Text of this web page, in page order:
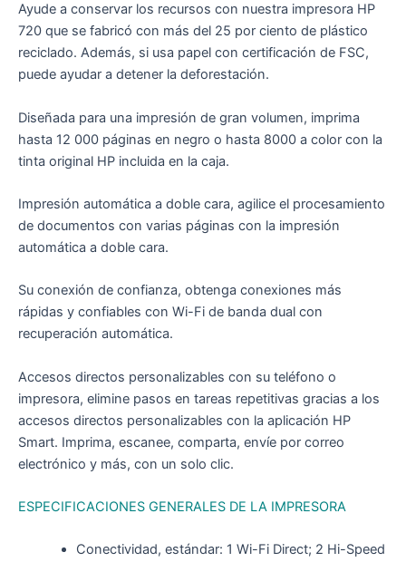
Ayude a conservar los recursos con nuestra impresora HP
720 que se fabricó con más del 25 por ciento de plástico
reciclado. Además, si usa papel con certificación de FSC,
puede ayudar a detener la deforestación.
Diseñada para una impresión de gran volumen, imprima
hasta 12 000 páginas en negro o hasta 8000 a color con la
tinta original HP incluida en la caja.
Impresión automática a doble cara, agilice el procesamiento
de documentos con varias páginas con la impresión
automática a doble cara.
Su conexión de confianza, obtenga conexiones más
rápidas y confiables con Wi-Fi de banda dual con
recuperación automática.
Accesos directos personalizables con su teléfono o
impresora, elimine pasos en tareas repetitivas gracias a los
accesos directos personalizables con la aplicación HP
Smart. Imprima, escanee, comparta, envíe por correo
electrónico y más, con un solo clic.
ESPECIFICACIONES GENERALES DE LA IMPRESORA
Conectividad, estándar: 1 Wi-Fi Direct; 2 Hi-Speed